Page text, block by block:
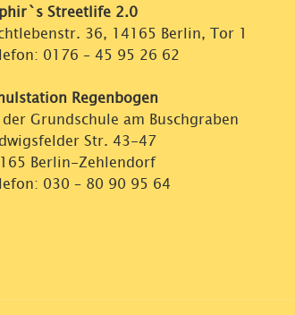
Streetlife 2.0
36, 14165 Berlin, Tor 1
0176 – 45 95 26 62
Regenbogen
Grundschule am Buschgraben
Str. 43-47
Berlin-Zehlendorf
030 – 80 90 95 64